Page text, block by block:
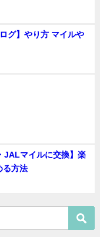
グ】やり方 マイルや
JALマイルに交換】楽
る方法